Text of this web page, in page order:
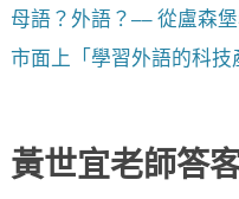
母語？外語？── 從盧森
市面上「學習外語的科技
黃世宜老師答